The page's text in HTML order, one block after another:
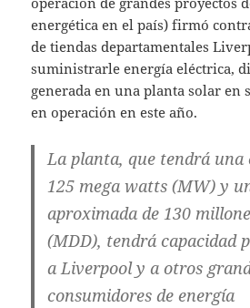
energética en el país) firmó
de tiendas departamentales
suministrarle energía eléctrica,
generada en una planta solar en
en operación en este año.
La planta, que tendrá una
125 mega watts (MW) y
aproximada de 130
(MDD), tendrá capacidad
a Liverpool y a otros
consumidores de energía